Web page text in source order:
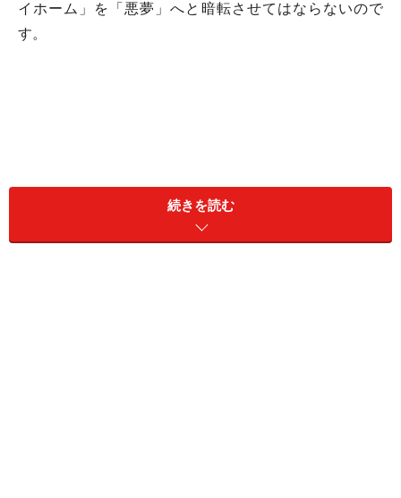
イホーム」を「悪夢」へと暗転させてはならないので
す。
続きを読む